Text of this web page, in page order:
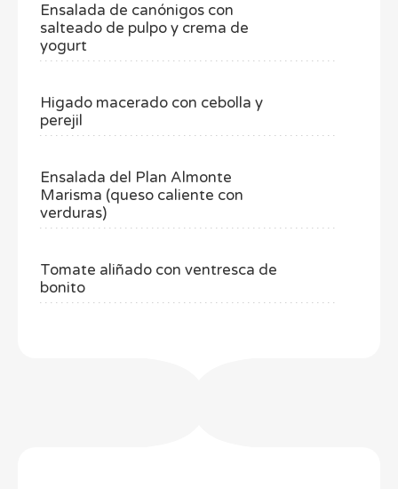
Ensalada de canónigos con
salteado de pulpo y crema de
yogurt
Higado macerado con cebolla y
perejil
Ensalada del Plan Almonte
Marisma (queso caliente con
verduras)
Tomate aliñado con ventresca de
bonito